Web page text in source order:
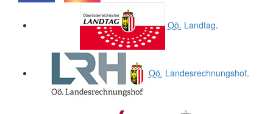
Oö. Landtag.
Oö. Landesrechnungshof.